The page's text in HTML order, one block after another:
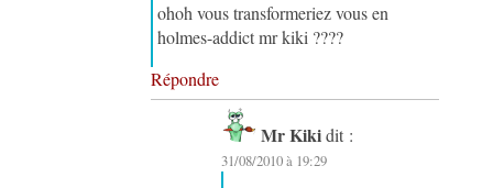
ohoh vous transformeriez vous en
holmes-addict mr kiki ????
Répondre
Mr Kiki dit :
31/08/2010 à 19:29